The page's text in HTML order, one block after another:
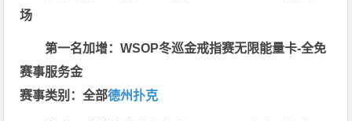
场
第一名加增：WSOP冬巡金戒指赛无限能量卡-全免
赛事服务金
赛事类别：全部德州扑克